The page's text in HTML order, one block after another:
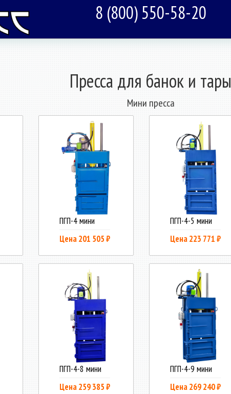
8 (800) 550-58-20
Пресса для банок и тары
Мини пресса
ПГП-4 мини
Цена 201 505 ₽
ПГП-4-5 мини
Цена 223 771 ₽
ПГП-4-8 мини
Цена 259 385 ₽
ПГП-4-9 мини
Цена 269 240 ₽